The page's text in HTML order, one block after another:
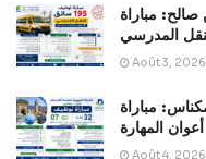
صالح: مباراة
Août 3, 2026
مباراة
Août 4, 2026